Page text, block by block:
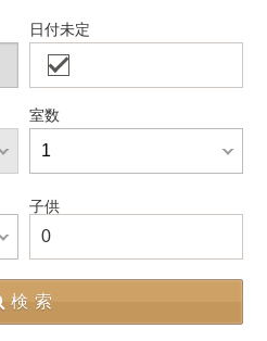
日付未定
室数
子供
0
検索